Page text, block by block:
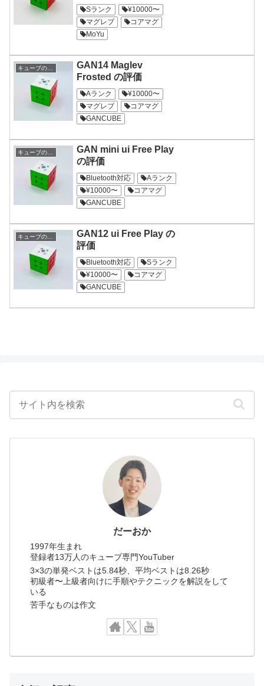
Sランク
¥10000〜
マグレブ
コアマグ
MoYu
キューブの評価
GAN14 Maglev
Frosted の評価
Aランク
¥10000〜
マグレブ
コアマグ
GANCUBE
キューブの評価
GAN mini ui Free Play
の評価
Bluetooth対応
Aランク
¥10000〜
コアマグ
GANCUBE
キューブの評価
GAN12 ui Free Play の
評価
Bluetooth対応
Sランク
¥10000〜
コアマグ
GANCUBE
だーおか
1997年生まれ
登録者13万人のキューブ専門YouTuber
3×3の単発ベストは5.84秒、平均ベストは8.26秒
初級者〜上級者向けに手順やテクニックを解説をして
いる
苦手なものは作文